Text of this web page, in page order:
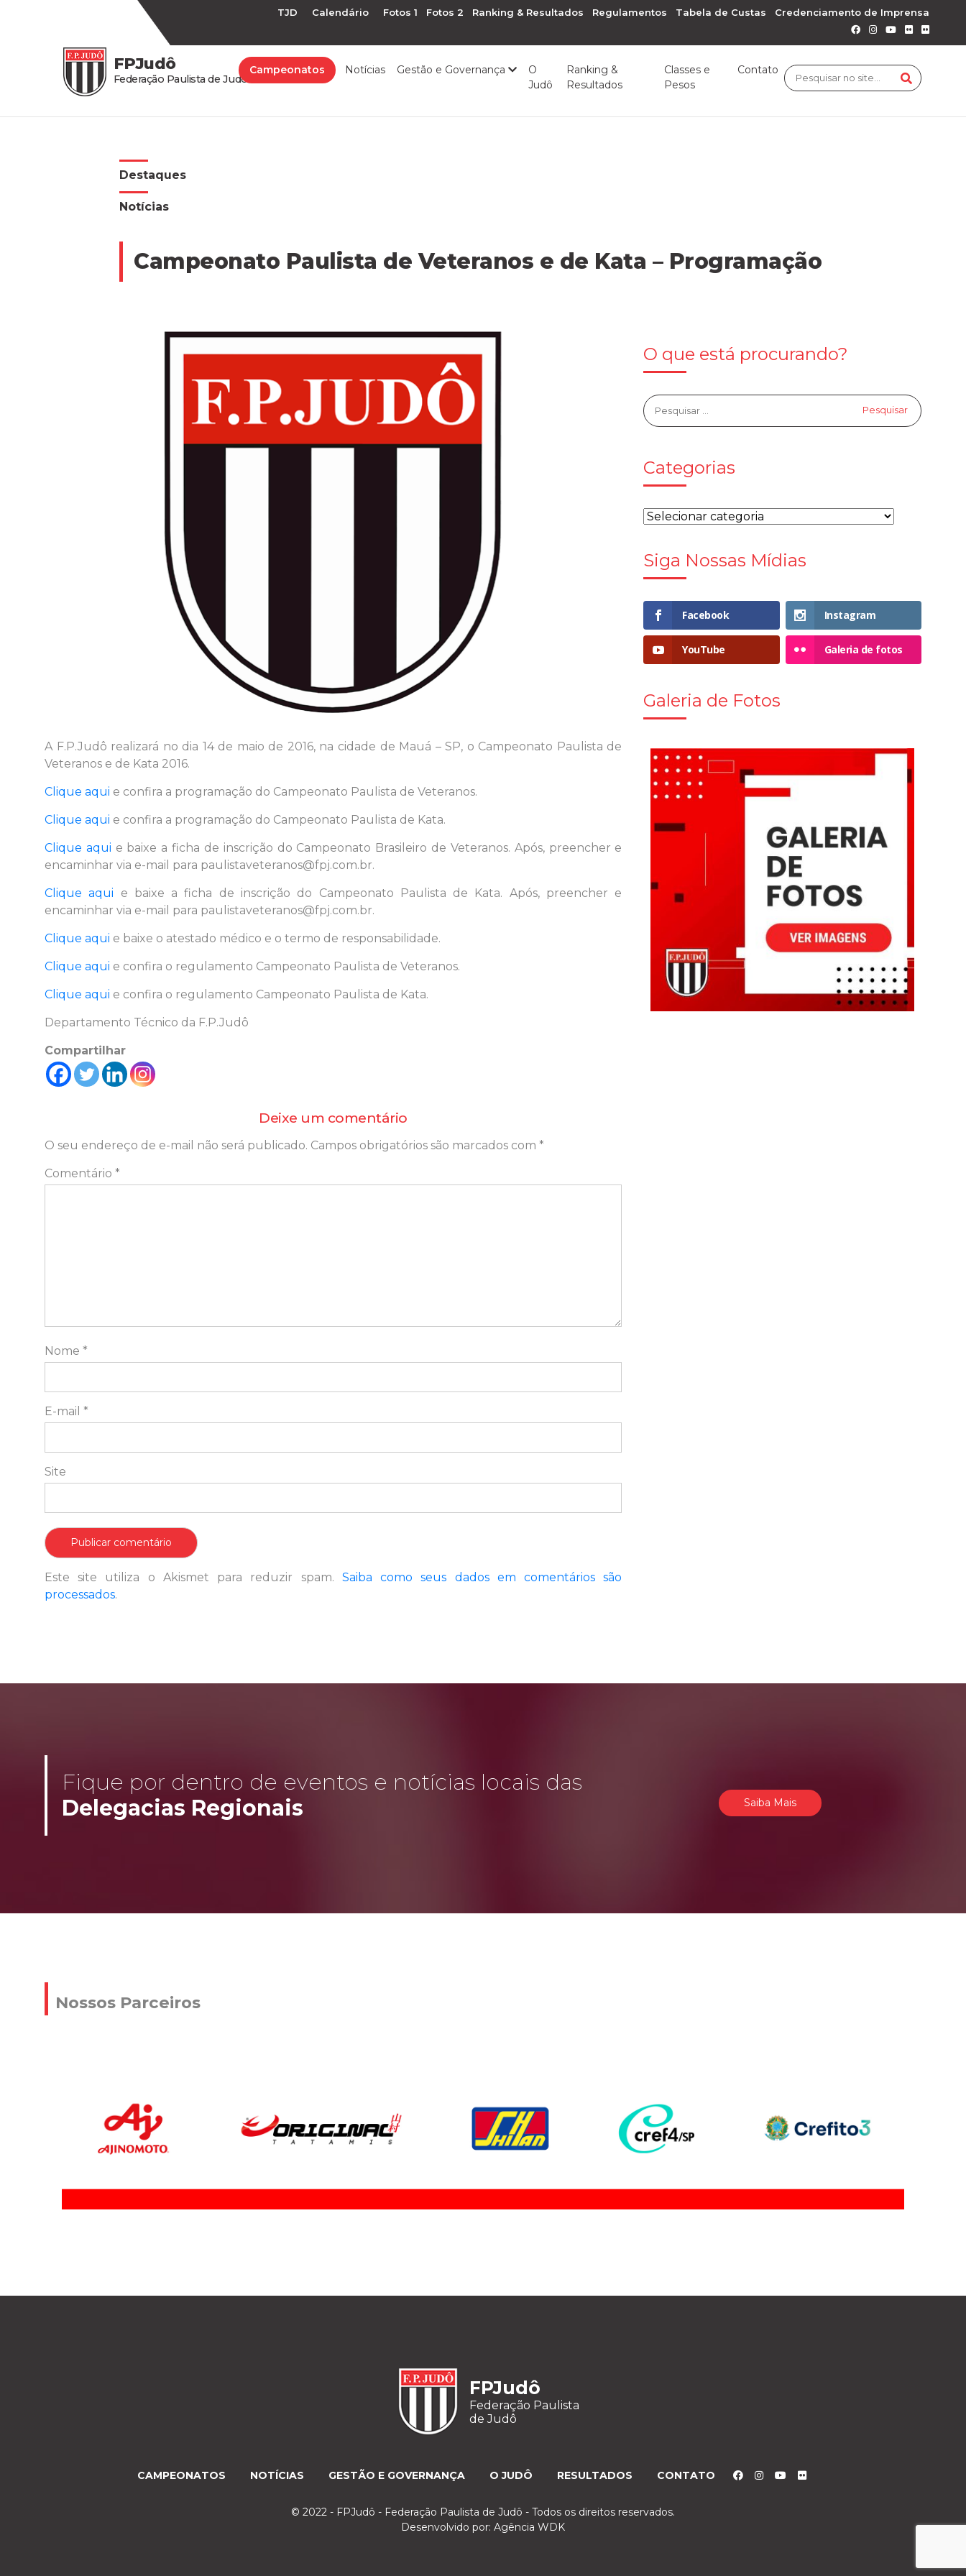
TJD Calendário Fotos 1 Fotos 2 Ranking & Resultados Regulamentos Tabela de Custas Credenciamento de Imprensa
FPJudô
Federação Paulista de Judô
Campeonatos Notícias Gestão e Governança
O
Judô
Ranking &
Resultados
Classes e
Pesos
Contato
Destaques
Notícias
Campeonato Paulista de Veteranos e de Kata – Programação
A F.P.Judô realizará no dia 14 de maio de 2016, na cidade de Mauá – SP, o Campeonato Paulista de
Veteranos e de Kata 2016.
Clique aqui e confira a programação do Campeonato Paulista de Veteranos.
Clique aqui e confira a programação do Campeonato Paulista de Kata.
Clique aqui e baixe a ficha de inscrição do Campeonato Brasileiro de Veteranos. Após, preencher e
encaminhar via e-mail para paulistaveteranos@fpj.com.br.
Clique aqui e baixe a ficha de inscrição do Campeonato Paulista de Kata. Após, preencher e
encaminhar via e-mail para paulistaveteranos@fpj.com.br.
Clique aqui e baixe o atestado médico e o termo de responsabilidade.
Clique aqui e confira o regulamento Campeonato Paulista de Veteranos.
Clique aqui e confira o regulamento Campeonato Paulista de Kata.
Departamento Técnico da F.P.Judô
Compartilhar
O que está procurando?
Categorias
Siga Nossas Mídias
Facebook Instagram
YouTube Galeria de fotos
Galeria de Fotos
Deixe um comentário
O seu endereço de e-mail não será publicado. Campos obrigatórios são marcados com *
Comentário *
Nome *
E-mail *
Site
Este site utiliza o Akismet para reduzir spam. Saiba como seus dados em comentários são
processados.
Fique por dentro de eventos e notícias locais das
Delegacias Regionais
Saiba Mais
Nossos Parceiros
FPJudô
Federação Paulista
de Judô
CAMPEONATOS NOTÍCIAS GESTÃO E GOVERNANÇA O JUDÔ RESULTADOS CONTATO
© 2022 - FPJudô - Federação Paulista de Judô - Todos os direitos reservados.
Desenvolvido por: Agência WDK